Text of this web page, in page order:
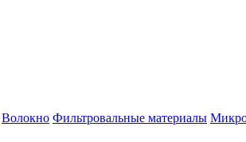
Волокно Фильтровальные материалы